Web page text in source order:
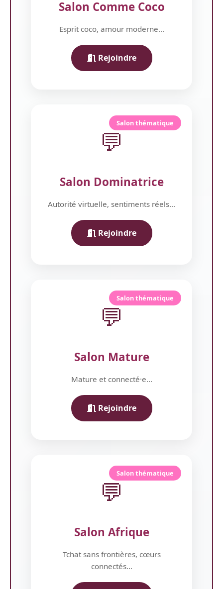
Salon Comme Coco
Esprit coco, amour moderne...
Rejoindre
Salon thématique
💬
Salon Dominatrice
Autorité virtuelle, sentiments réels...
Rejoindre
Salon thématique
💬
Salon Mature
Mature et connecté·e...
Rejoindre
Salon thématique
💬
Salon Afrique
Tchat sans frontières, cœurs
connectés...